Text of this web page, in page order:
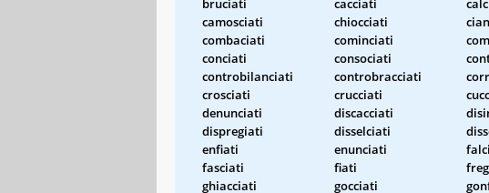
camosciati
chiocciati
combaciati
cominciati
conciati
consociati
controbilanciati
controbracciati
crosciati
crucciati
denunciati
discacciati
dispregiati
disselciati
enfiati
enunciati
fasciati
fiati
ghiacciati
gocciati